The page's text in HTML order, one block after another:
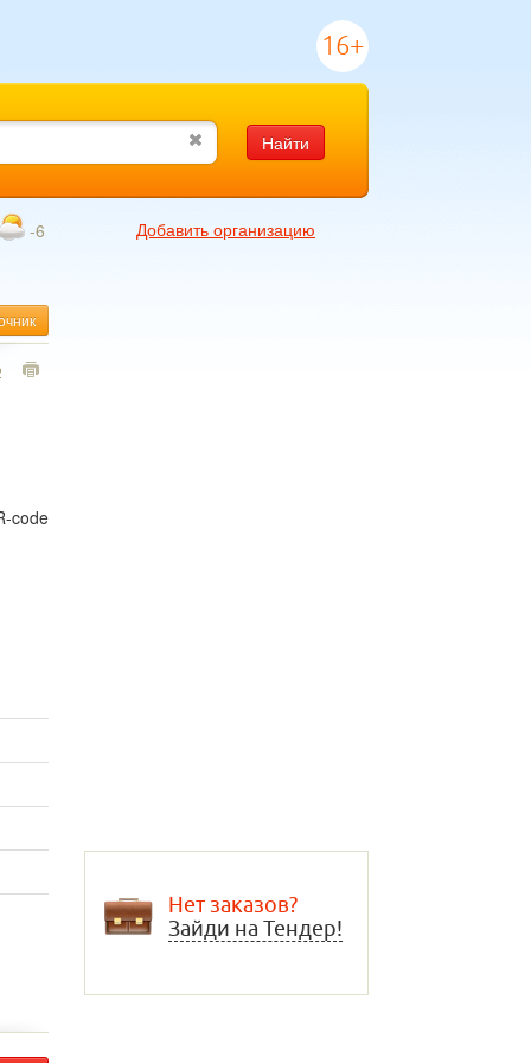
16+
Найти
-6
Добавить организацию
Нет заказов?
Зайди на Тендер!